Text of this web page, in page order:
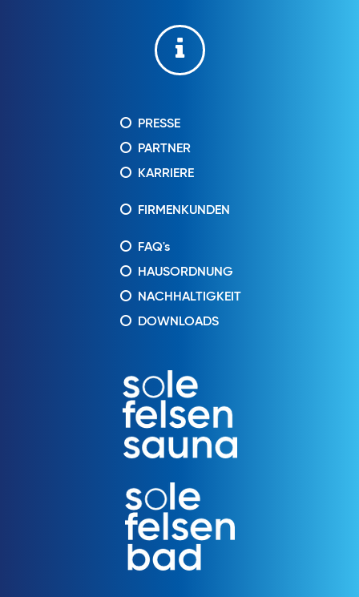
PRESSE
PARTNER
KARRIERE
FIRMENKUNDEN
FAQ's
HAUSORDNUNG
NACHHALTIGKEIT
DOWNLOADS